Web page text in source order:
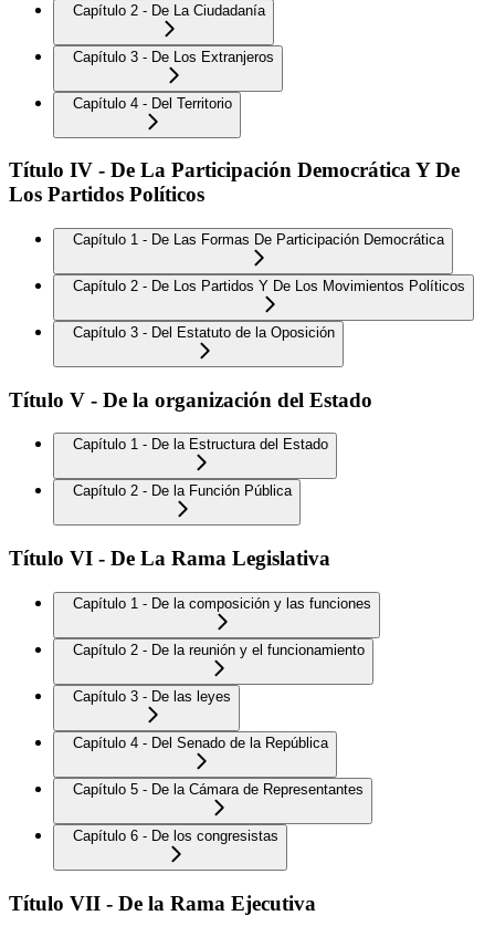
Capítulo 2 - De La Ciudadanía
Capítulo 3 - De Los Extranjeros
Capítulo 4 - Del Territorio
Título IV - De La Participación Democrática Y De
Los Partidos Políticos
Capítulo 1 - De Las Formas De Participación Democrática
Capítulo 2 - De Los Partidos Y De Los Movimientos Políticos
Capítulo 3 - Del Estatuto de la Oposición
Título V - De la organización del Estado
Capítulo 1 - De la Estructura del Estado
Capítulo 2 - De la Función Pública
Título VI - De La Rama Legislativa
Capítulo 1 - De la composición y las funciones
Capítulo 2 - De la reunión y el funcionamiento
Capítulo 3 - De las leyes
Capítulo 4 - Del Senado de la República
Capítulo 5 - De la Cámara de Representantes
Capítulo 6 - De los congresistas
Título VII - De la Rama Ejecutiva